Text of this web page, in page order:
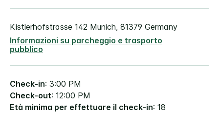
Kistlerhofstrasse 142 Munich, 81379 Germany
Informazioni su parcheggio e trasporto
pubblico
Check-in: 3:00 PM
Check-out: 12:00 PM
Età minima per effettuare il check-in: 18